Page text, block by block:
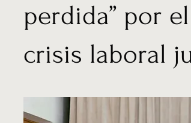
perdida” por
crisis laboral